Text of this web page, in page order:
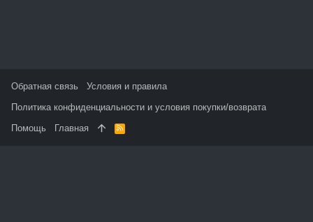
Обратная связь
Условия и правила
Политика конфиденциальности и условия покупки/возврата
Помощь
Главная
R